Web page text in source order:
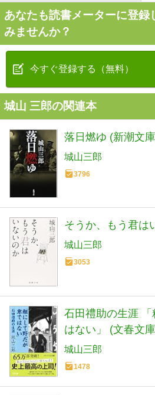
あなたも読書メーターに登録
みませんか？
今すぐ登録する（無料）
城山 三郎の関連本
落日燃ゆ (新潮文
城山三郎
3796
そうか、もう君は
城山三郎
3053
石田禮助の生涯
はない」 (文春文
城山三郎
1478